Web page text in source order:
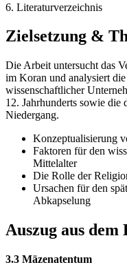
6. Literaturverzeichnis
Zielsetzung &
Die Arbeit untersucht das
im Koran und analysiert
wissenschaftlicher
12. Jahrhunderts sowie die
Niedergang.
Konzeptualisierung
Faktoren für den
Mittelalter
Die Rolle der
Ursachen für den
Abkapselung
Auszug aus dem
3.3 Mäzenatentum